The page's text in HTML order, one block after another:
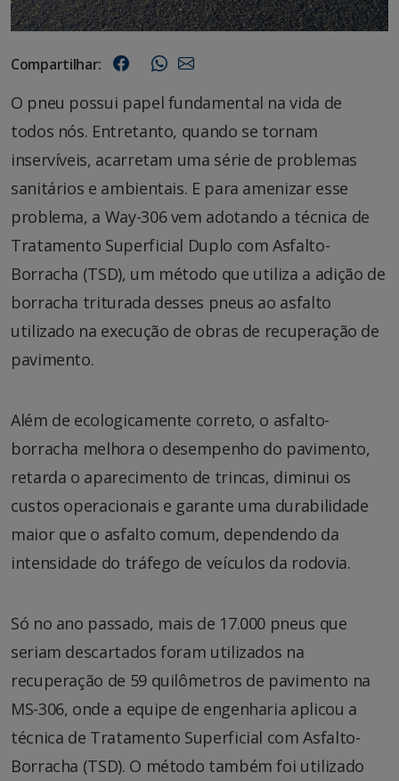
Compartilhar:
O pneu possui papel fundamental na vida de
todos nós. Entretanto, quando se tornam
inservíveis, acarretam uma série de problemas
sanitários e ambientais. E para amenizar esse
problema, a Way-306 vem adotando a técnica de
Tratamento Superficial Duplo com Asfalto-
Borracha (TSD), um método que utiliza a adição de
borracha triturada desses pneus ao asfalto
utilizado na execução de obras de recuperação de
pavimento.
Além de ecologicamente correto, o asfalto-
borracha melhora o desempenho do pavimento,
retarda o aparecimento de trincas, diminui os
custos operacionais e garante uma durabilidade
maior que o asfalto comum, dependendo da
intensidade do tráfego de veículos da rodovia.
Só no ano passado, mais de 17.000 pneus que
seriam descartados foram utilizados na
recuperação de 59 quilômetros de pavimento na
MS-306, onde a equipe de engenharia aplicou a
técnica de Tratamento Superficial com Asfalto-
Borracha (TSD). O método também foi utilizado